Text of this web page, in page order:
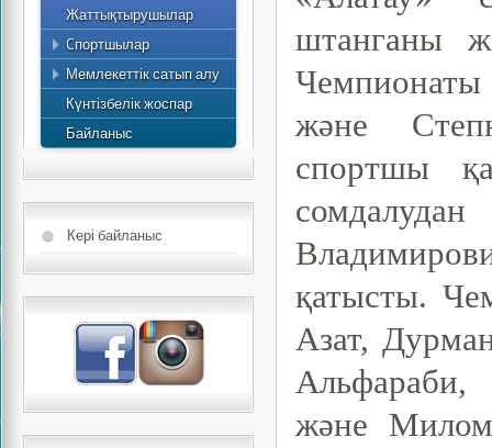
штанганы
және
спортшы
қатысты.
Азат,
және
Жаттықтырушылар
Cпортшылар
Спортшылардың атағы
Ең үздік спортшылар
Мемлекеттік сатып алу
Жоспар
2015 жылдың жылдық
есебі
Күнтізбелік жоспар
Байланыс
Кері байланыс